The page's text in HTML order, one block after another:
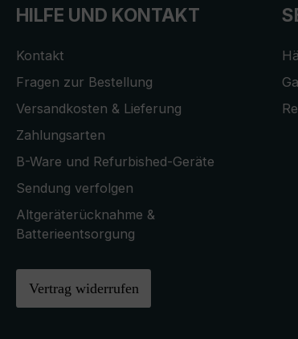
HILFE UND KONTAKT
Kontakt
Fragen zur Bestellung
Versandkosten & Lieferung
Zahlungsarten
B-Ware und Refurbished-Geräte
Sendung verfolgen
Altgeräterücknahme &
Batterieentsorgung
Vertrag widerrufen